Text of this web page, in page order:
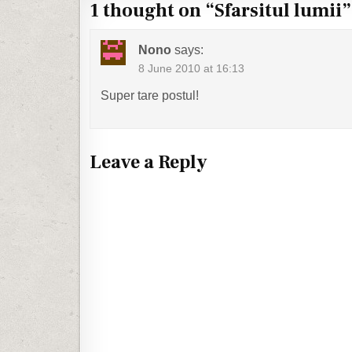
1 thought on “Sfarsitul lumii”
Nono says:
8 June 2010 at 16:13
Super tare postul!
Leave a Reply